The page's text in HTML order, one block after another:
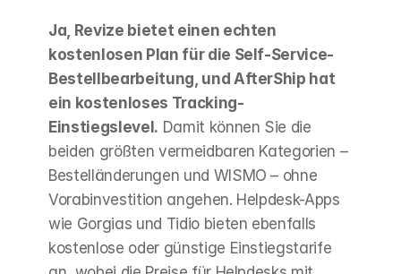
Ja, Revize bietet einen echten
kostenlosen Plan für die Self-Service-
Bestellbearbeitung, und AfterShip hat
ein kostenloses Tracking-
Einstiegslevel. Damit können Sie die
beiden größten vermeidbaren Kategorien –
Bestelländerungen und WISMO – ohne
Vorabinvestition angehen. Helpdesk-Apps
wie Gorgias und Tidio bieten ebenfalls
kostenlose oder günstige Einstiegstarife